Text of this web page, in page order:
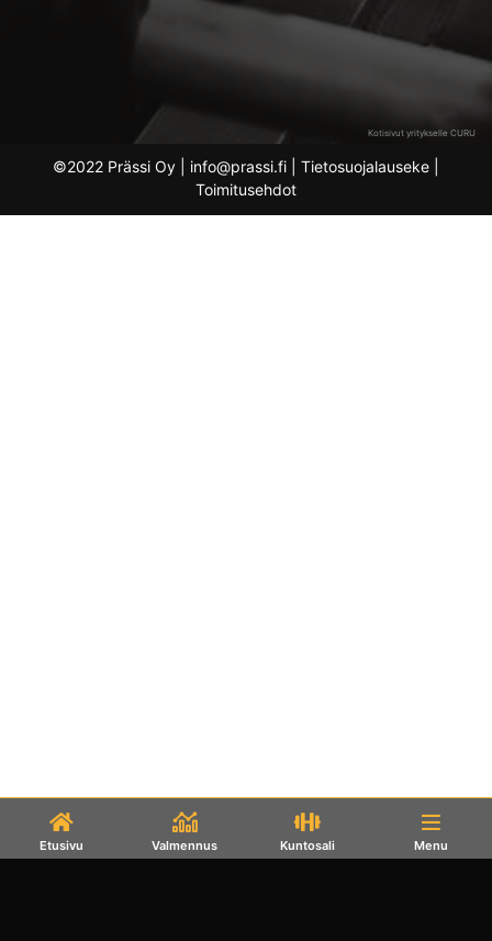
Etusivu Valmennus Kuntosali Menu
Kotisivut yritykselle CURU
©2022 Prässi Oy | info@prassi.fi | Tietosuojalauseke
Toimitusehdot